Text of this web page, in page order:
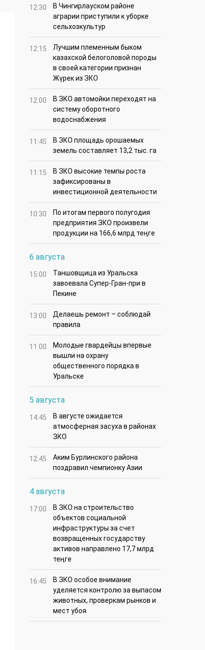
12:30
В Чингирлауском районе
аграрии приступили к уборке
сельхозкультур
12:15
Лучшим племенным быком
казахской белоголовой породы
в своей категории признан
Жүрек из ЗКО
12:00
В ЗКО автомойки переходят на
систему оборотного
водоснабжения
11:45
В ЗКО площадь орошаемых
земель составляет 13,2 тыс. га
11:15
В ЗКО высокие темпы роста
зафиксированы в
инвестиционной деятельности
10:30
По итогам первого полугодия
предприятия ЗКО произвели
продукции на 166,6 млрд теңге
6 августа
15:00
Таншовщица из Уральска
завоевала Супер-Гран-при в
Пекине
13:00
Делаешь ремонт – соблюдай
правила
11:00
Молодые гвардейцы впервые
вышли на охрану
общественного порядка в
Уральске
5 августа
14:45
В августе ожидается
атмосферная засуха в районах
ЗКО
12:45
Аким Бурлинского района
поздравил чемпионку Азии
4 августа
17:00
В ЗКО на строительство
объектов социальной
инфраструктуры за счет
возвращенных государству
активов направлено 17,7 млрд
теңге
16:45
В ЗКО особое внимание
уделяется контролю за выпасом
животных, проверкам рынков и
мест убоя